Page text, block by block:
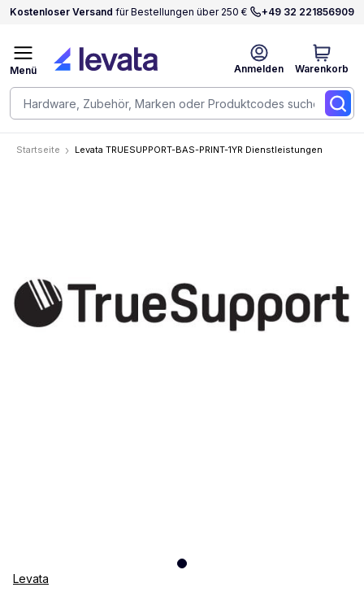
Kostenloser Versand für Bestellungen über 250 € +49 32 221856909
Anmelden Warenkorb
Menü
Startseite Levata TRUESUPPORT-BAS-PRINT-1YR Dienstleistungen
Levata